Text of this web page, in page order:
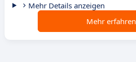
Mehr Details anzeigen
Mehr erfahren